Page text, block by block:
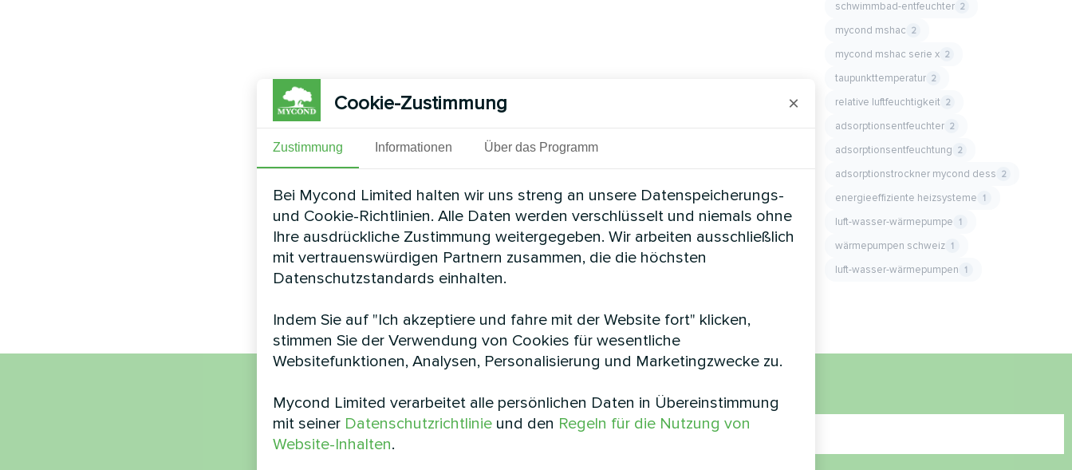
schwimmbad-entfeuchter 2
mycond mshac 2
mycond mshac serie x 2
taupunkttemperatur 2
relative luftfeuchtigkeit 2
adsorptionsentfeuchter 2
adsorptionsentfeuchtung 2
adsorptionstrockner mycond dess 2
energieeffiziente heizsysteme 1
luft-wasser-wärmepumpe 1
wärmepumpen schweiz 1
luft-wasser-wärmepumpen 1
Name
Cookie-Zustimmung ×
Zustimmung Informationen Über das Programm
Bei Mycond Limited halten wir uns streng an unsere Datenspeicherungs-
und Cookie-Richtlinien. Alle Daten werden verschlüsselt und niemals ohne
Ihre ausdrückliche Zustimmung weitergegeben. Wir arbeiten ausschließlich
mit vertrauenswürdigen Partnern zusammen, die die höchsten
Datenschutzstandards einhalten.
Indem Sie auf "Ich akzeptiere und fahre mit der Website fort" klicken,
stimmen Sie der Verwendung von Cookies für wesentliche
Websitefunktionen, Analysen, Personalisierung und Marketingzwecke zu.
Mycond Limited verarbeitet alle persönlichen Daten in Übereinstimmung
mit seiner Datenschutzrichtlinie und den Regeln für die Nutzung von
Website-Inhalten.